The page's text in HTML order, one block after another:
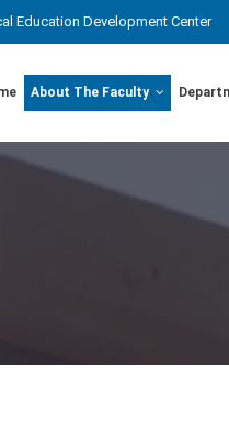
Education Development Center
About The Faculty